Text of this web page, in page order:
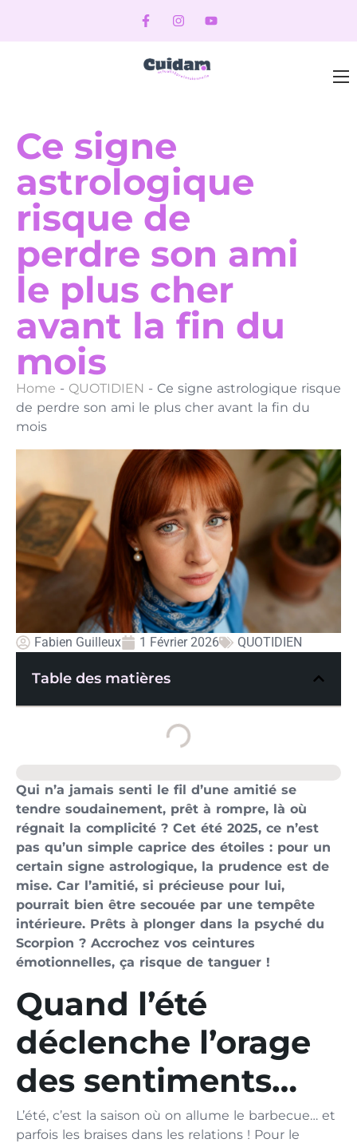
Ce signe
astrologique
risque de
perdre son ami
le plus cher
avant la fin du
mois
Home - QUOTIDIEN - Ce signe astrologique risque
de perdre son ami le plus cher avant la fin du
mois
Fabien Guilleux 1 Février 2026 QUOTIDIEN
Table des matières
Qui n’a jamais senti le fil d’une amitié se
tendre soudainement, prêt à rompre, là où
régnait la complicité ? Cet été 2025, ce n’est
pas qu’un simple caprice des étoiles : pour un
certain signe astrologique, la prudence est de
mise. Car l’amitié, si précieuse pour lui,
pourrait bien être secouée par une tempête
intérieure. Prêts à plonger dans la psyché du
Scorpion ? Accrochez vos ceintures
émotionnelles, ça risque de tanguer !
Quand l’été
déclenche l’orage
des sentiments…
L’été, c’est la saison où on allume le barbecue… et
parfois les braises dans les relations ! Pour le